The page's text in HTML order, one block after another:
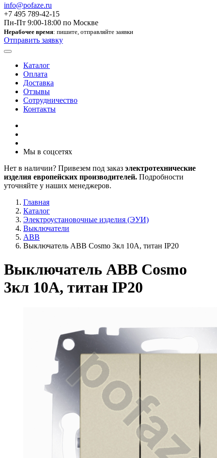
info@pofaze.ru
+7 495 789-42-15
Пн-Пт 9:00-18:00 по Москве
Нерабочее время: пишите, отправляйте заявки
Отправить заявку
Каталог
Оплата
Доставка
Отзывы
Сотрудничество
Контакты
Мы в соцсетях
Нет в наличии? Привезем под заказ электротехнические
изделия европейских производителей. Подробности
уточняйте у наших менеджеров.
Главная
Каталог
Электроустановочные изделия (ЭУИ)
Выключатели
ABB
Выключатель ABB Cosmo 3кл 10А, титан IP20
Выключатель ABB Cosmo
3кл 10А, титан IP20